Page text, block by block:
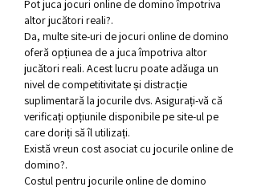
Pot juca jocuri online de domino împotriva
altor jucători reali?.
Da, multe site-uri de jocuri online de domino
oferă opțiunea de a juca împotriva altor
jucători reali. Acest lucru poate adăuga un
nivel de competitivitate și distracție
suplimentară la jocurile dvs. Asigurați-vă că
verificați opțiunile disponibile pe site-ul pe
care doriți să îl utilizați.
Există vreun cost asociat cu jocurile online de
domino?.
Costul pentru jocurile online de domino